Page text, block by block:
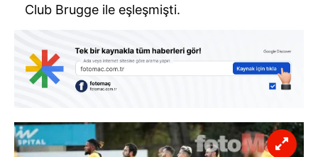
Club Brugge ile eşleşmişti.